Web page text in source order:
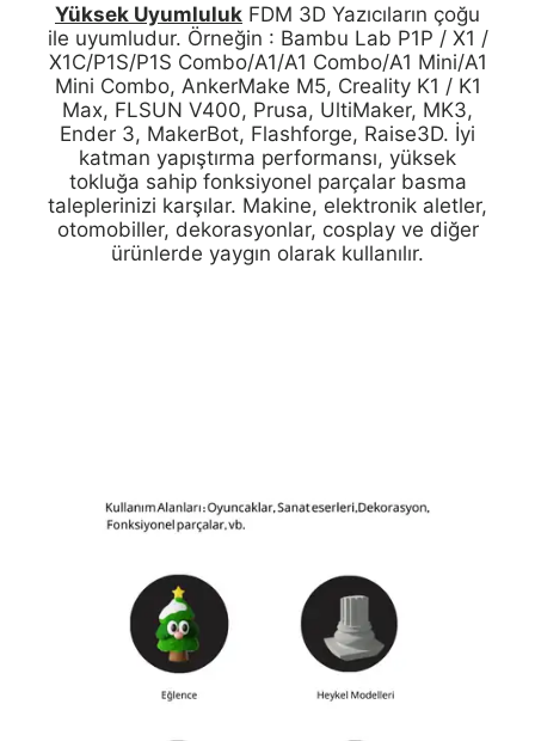
Yüksek Uyumluluk FDM 3D Yazıcıların çoğu
ile uyumludur. Örneğin : Bambu Lab P1P / X1 /
X1C/P1S/P1S Combo/A1/A1 Combo/A1 Mini/A1
Mini Combo, AnkerMake M5, Creality K1 / K1
Max, FLSUN V400, Prusa, UltiMaker, MK3,
Ender 3, MakerBot, Flashforge, Raise3D. İyi
katman yapıştırma performansı, yüksek
tokluğa sahip fonksiyonel parçalar basma
taleplerinizi karşılar. Makine, elektronik aletler,
otomobiller, dekorasyonlar, cosplay ve diğer
ürünlerde yaygın olarak kullanılır.